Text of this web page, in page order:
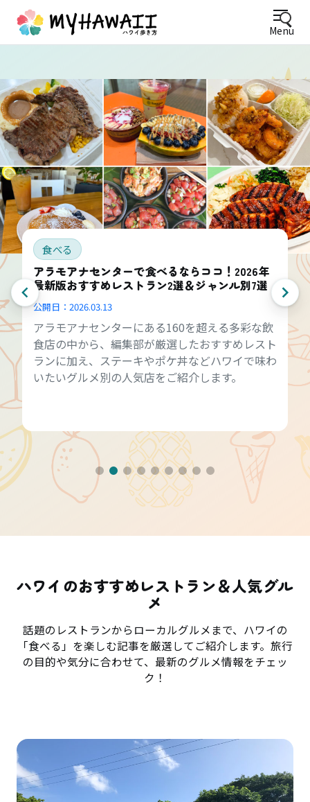
Menu
食べる
アラモアナセンターで食べるならココ！2026年
最新版おすすめレストラン2選＆ジャンル別7選
公開日： 2026.03.13
アラモアナセンターにある160を超える多彩な飲
食店の中から、編集部が厳選したおすすめレスト
ランに加え、ステーキやポケ丼などハワイで味わ
いたいグルメ別の人気店をご紹介します。
ハワイのおすすめレストラン＆人気グル
メ
話題のレストランからローカルグルメまで、ハワイの
「食べる」を楽しむ記事を厳選してご紹介します。旅行
の目的や気分に合わせて、最新のグルメ情報をチェッ
ク！